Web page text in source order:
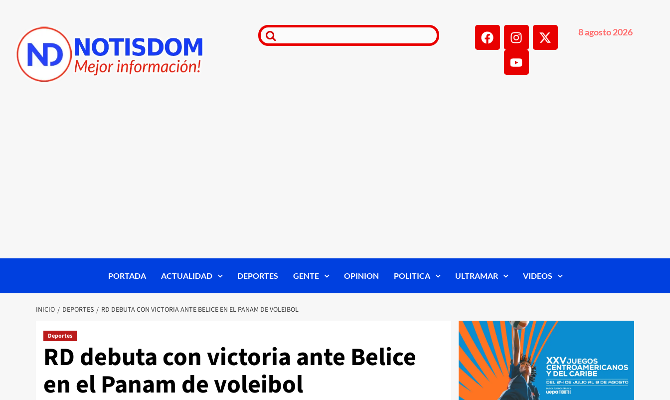
8 agosto 2026
PORTADA ACTUALIDAD DEPORTES GENTE OPINION POLITICA ULTRAMAR VIDEOS
INICIO DEPORTES RD DEBUTA CON VICTORIA ANTE BELICE EN EL PANAM DE VOLEIBOL
Deportes
RD debuta con victoria ante Belice
en el Panam de voleibol